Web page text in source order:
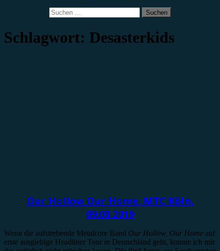
Suchen
nach:
Schlagwort: Desasterkids
Our Hollow Our Home, MTC Köln,
09.03.2019
Wenn die aufstrebende Metalcore Band Our Hollow, Our Home auf
erste ausgiebige Headliner Tour in Deutschland geht, konnte ich mir